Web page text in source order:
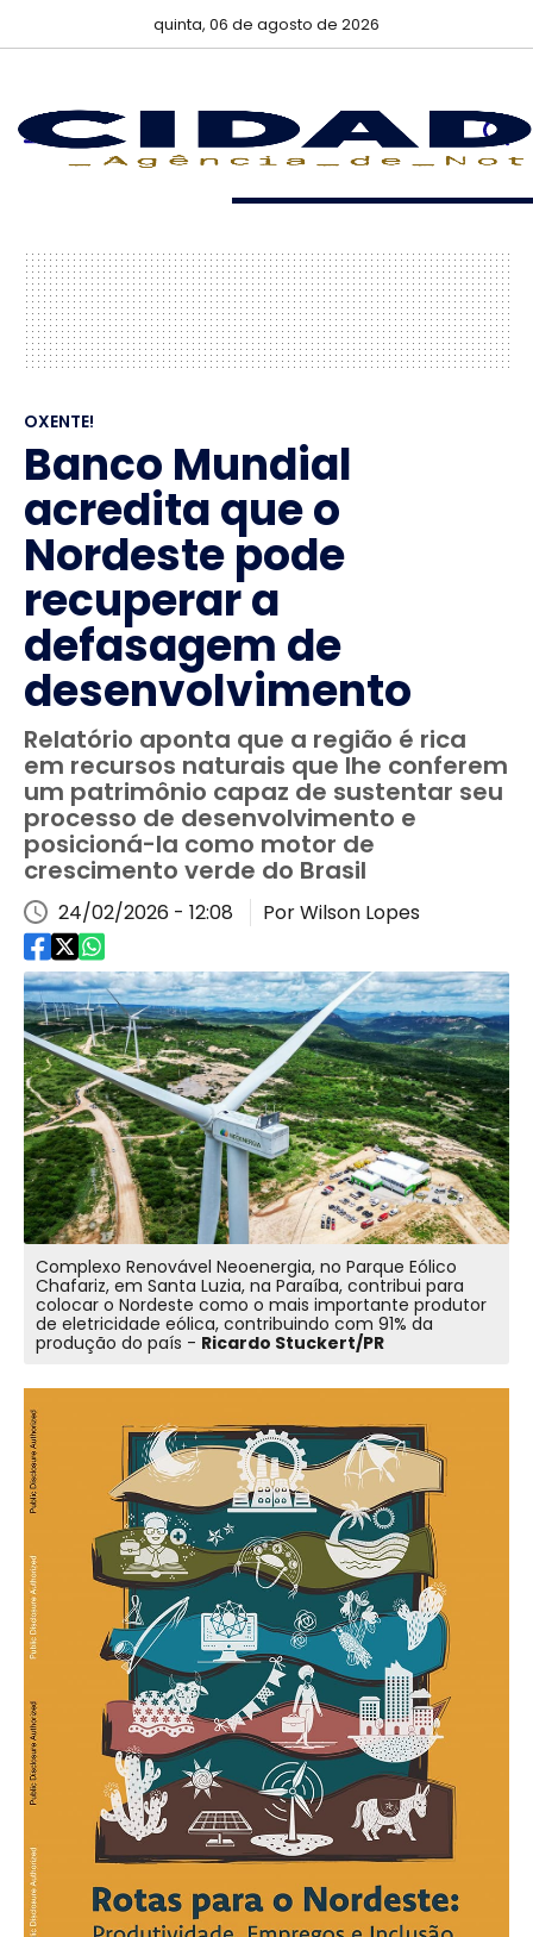
quinta, 06 de agosto de 2026
OXENTE!
Banco Mundial
acredita que o
Nordeste pode
recuperar a
defasagem de
desenvolvimento
Relatório aponta que a região é rica
em recursos naturais que lhe conferem
um patrimônio capaz de sustentar seu
processo de desenvolvimento e
posicioná-la como motor de
crescimento verde do Brasil
24/02/2026 - 12:08 Por Wilson Lopes
Complexo Renovável Neoenergia, no Parque Eólico
Chafariz, em Santa Luzia, na Paraíba, contribui para
colocar o Nordeste como o mais importante produtor
de eletricidade eólica, contribuindo com 91% da
produção do país - Ricardo Stuckert/PR